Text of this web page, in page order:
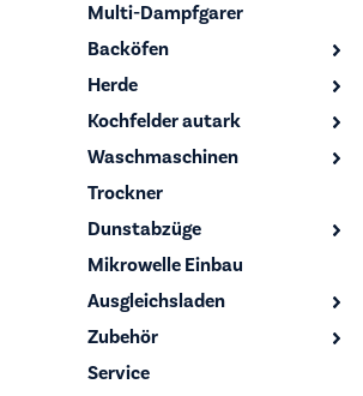
Multi-Dampfgarer
Backöfen
Herde
Kochfelder autark
Waschmaschinen
Trockner
Dunstabzüge
Mikrowelle Einbau
Ausgleichsladen
Zubehör
Service